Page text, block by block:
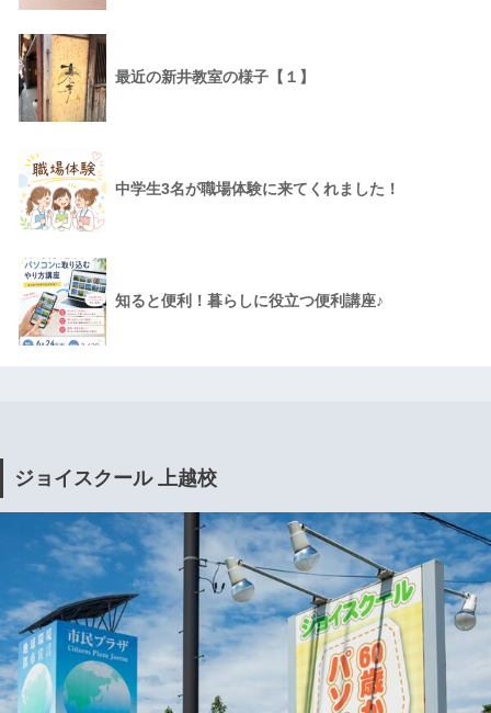
最近の新井教室の様子【１】
中学生3名が職場体験に来てくれました！
知ると便利！暮らしに役立つ便利講座♪
ジョイスクール 上越校